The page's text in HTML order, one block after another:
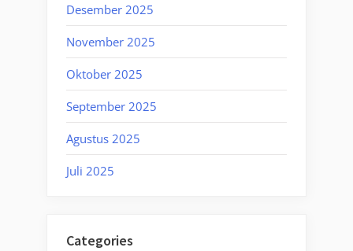
Desember 2025
November 2025
Oktober 2025
September 2025
Agustus 2025
Juli 2025
Categories